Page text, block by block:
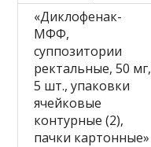
«Диклофенак-
МФФ,
суппозитории
ректальные, 50 мг,
5 шт., упаковки
ячейковые
контурные (2),
пачки картонные»